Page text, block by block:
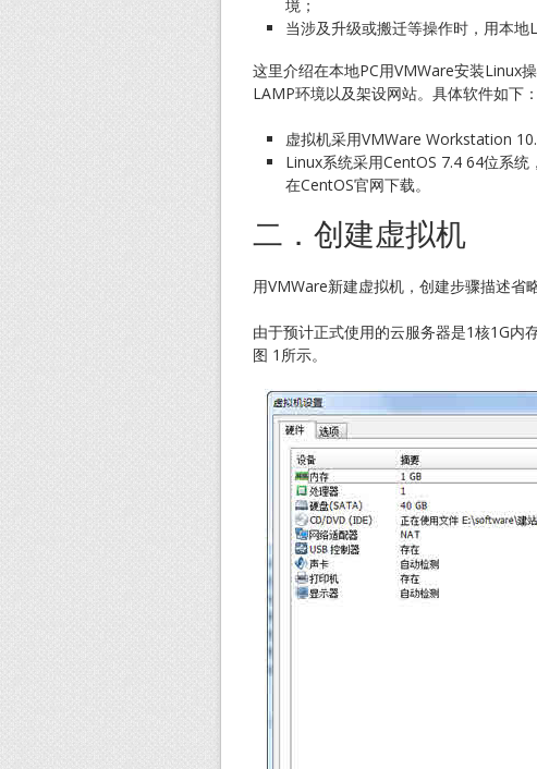
境；
当涉及升级或搬迁等操作时，用本地
这里介绍在本地PC用VMWare安装Linux
LAMP环境以及架设网站。具体软件如下：
虚拟机采用VMWare Workstation
Linux系统采用CentOS 7.4 64位系
在CentOS官网下载。
二．创建虚拟机
用VMWare新建虚拟机，创建步骤描述省
由于预计正式使用的云服务器是1核1G内
图 1所示。